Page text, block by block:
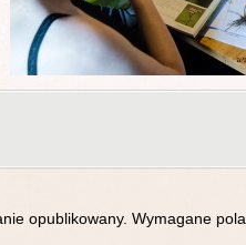
opublikowany. Wymagane